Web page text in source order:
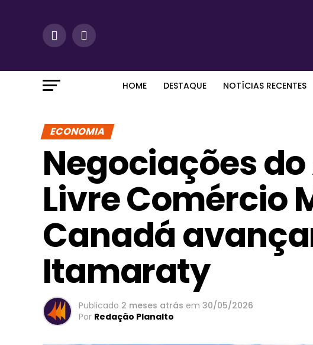
HOME DESTAQUE NOTÍCIAS RECENTES
ECONOMIA
Negociações
Livre Comércio
Canadá
Itamaraty
Publicado 2 meses atrás em 30/05/2026
Por Redação Planalto